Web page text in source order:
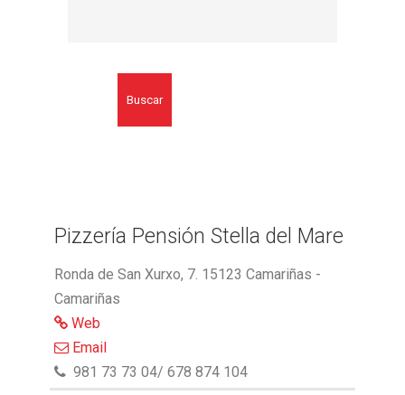
Buscar
Pizzería Pensión Stella del Mare
Ronda de San Xurxo, 7. 15123 Camariñas -
Camariñas
Web
Email
981 73 73 04/ 678 874 104